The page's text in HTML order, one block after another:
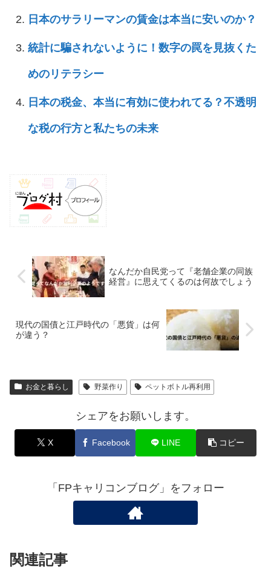
日本のサラリーマンの賃金は本当に安いのか？
統計に騙されないように！数字の罠を見抜くた
めのリテラシー
日本の税金、本当に有効に使われてる？不透明
な税の行方と私たちの未来
なんだか自民党って『老舗企業の同族
経営』に思えてくるのは何故でしょう
現代の国債と江戸時代の「悪貨」は何
が違う？
お金と暮らし 野菜作り ペットボトル再利用
シェアをお願いします。
X Facebook LINE コピー
「FPキャリコンブログ」をフォロー
関連記事